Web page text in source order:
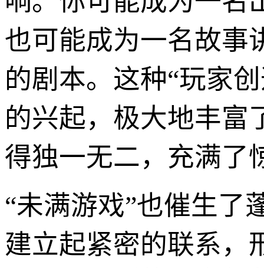
也可能成为一名故事
的剧本。这种“玩家创
的兴起，极大地丰富
得独一无二，充满了
“未满游戏”也催生了
建立起紧密的联系，